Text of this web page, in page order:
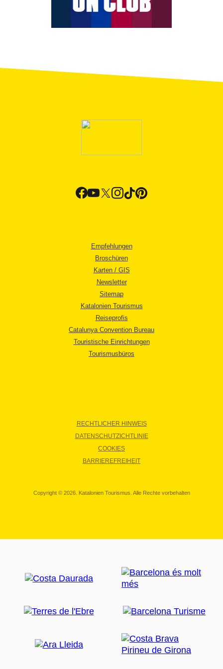
Empfehlungen
Broschüren
Karten / GIS
Newsletter
Sitemap
Katalonien Tourismus
Reiseprofis
Catalunya Convention Bureau
Touristische Einrichtungen
Tourismusbüros
RECHTLICHER HINWEIS
DATENSCHUTZICHTLINIE
COOKIES
BARRIEREFREIHEIT
Copyright © 2026. Katalonien Tourismus. Alle Rechte vorbehalten